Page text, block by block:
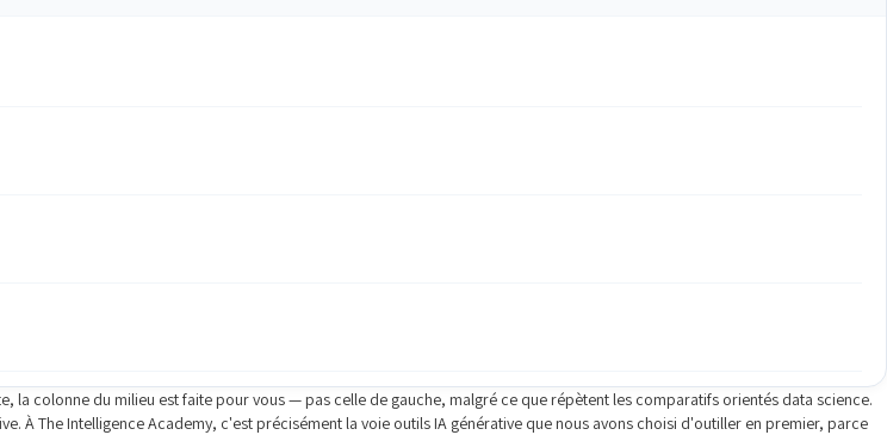
la colonne du milieu est faite pour vous — pas celle de gauche, malgré ce que répètent les comparatifs orientés data science.
À The Intelligence Academy, c'est précisément la voie outils IA générative que nous avons choisi d'outiller en premier, parce